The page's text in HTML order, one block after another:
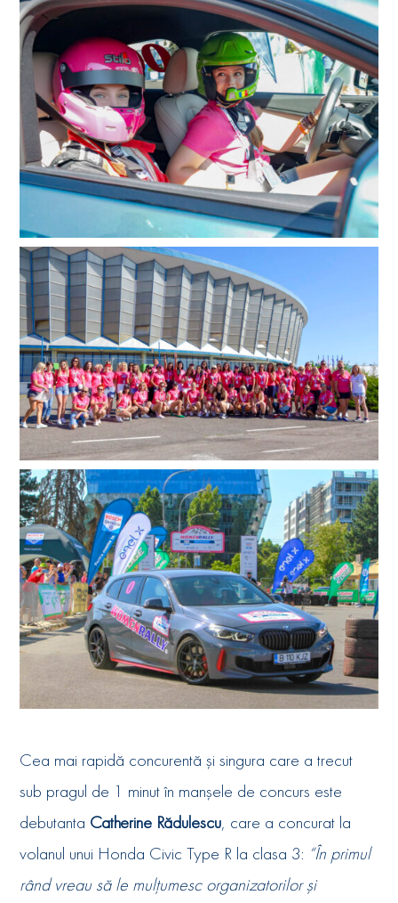
Cea mai rapidă concurentă și singura care a trecut
sub pragul de 1 minut în manșele de concurs este
debutanta Catherine Rădulescu, care a concurat la
volanul unui Honda Civic Type R la clasa 3: “În primul
rând vreau să le mulțumesc organizatorilor și